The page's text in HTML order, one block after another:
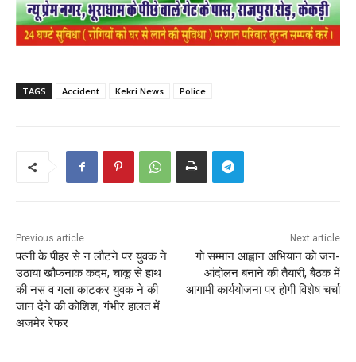
TAGS Accident Kekri News Police
Previous article
पत्नी के पीहर से न लौटने पर युवक ने
उठाया खौफनाक कदम; चाकू से हाथ
की नस व गला काटकर युवक ने की
जान देने की कोशिश, गंभीर हालत में
अजमेर रेफर
Next article
गो सम्मान आह्वान अभियान को जन-
आंदोलन बनाने की तैयारी, बैठक में
आगामी कार्ययोजना पर होगी विशेष चर्चा